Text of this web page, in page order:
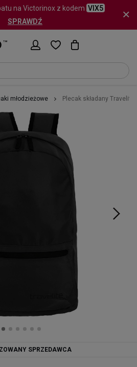
na Victorinox z kodem VIX5
SPRAWDŹ
młodzieżowe Plecak składany Travelite
SPRZEDAWCA